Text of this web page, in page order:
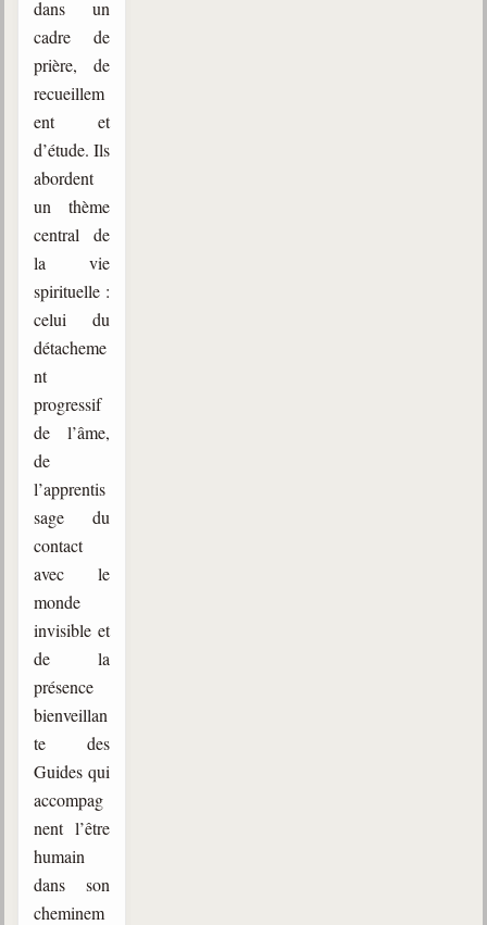
dans un
cadre de
prière, de
recueillem
ent et
d’étude. Ils
abordent
un thème
central de
la vie
spirituelle :
celui du
détacheme
nt
progressif
de l’âme,
de
l’apprentis
sage du
contact
avec le
monde
invisible et
de la
présence
bienveillan
te des
Guides qui
accompag
nent l’être
humain
dans son
cheminem